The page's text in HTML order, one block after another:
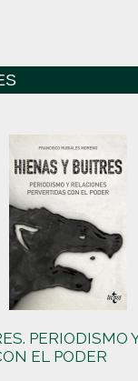
PERIODISMO
EL PODER